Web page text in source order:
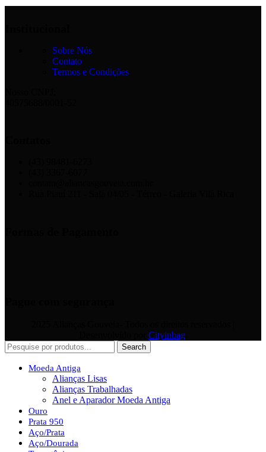
Sobre Nós
Contato
Termos e Condições
Cityinbag.
Search
Moeda Antiga
Alianças Lisas
Alianças Trabalhadas
Anel e Aparador Moeda Antiga
Ouro
Prata 950
Aço/Prata
Aço/Dourada